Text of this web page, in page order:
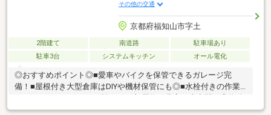
その他の交通
京都府福知山市字土
2階建て 南道路
駐車場あり
駐車3台
システムキッチン オール電化
◎おすすめポイント◎■愛車やバイクを保管できるガレージ完
備！■屋根付き大型倉庫はDIYや機材保管にも◎■水栓付きの作業
の周辺環境◎■遷喬小学校：徒歩約17分■日新中学校：徒歩約22分